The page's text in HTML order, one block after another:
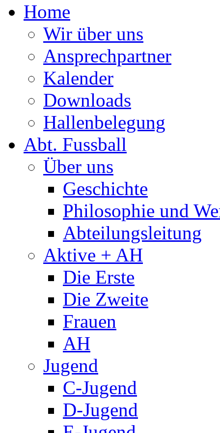
Home
Wir über uns
Ansprechpartner
Kalender
Downloads
Hallenbelegung
Abt. Fussball
Über uns
Geschichte
Philosophie und
Abteilungsleitung
Aktive + AH
Die Erste
Die Zweite
Frauen
AH
Jugend
C-Jugend
D-Jugend